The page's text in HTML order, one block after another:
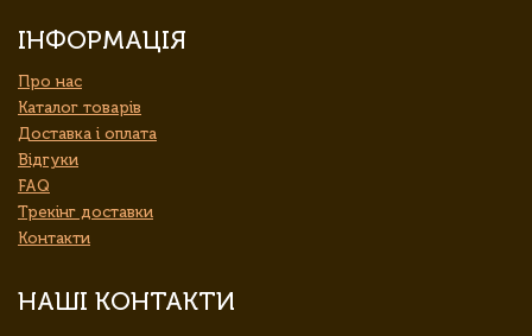
ІНФОРМАЦІЯ
Про нас
Каталог товарів
Доставка і оплата
Відгуки
FAQ
Трекінг доставки
Контакти
НАШІ КОНТАКТИ